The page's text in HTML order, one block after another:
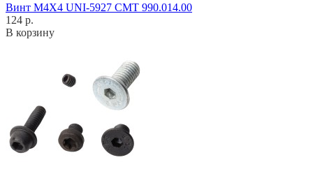
Винт M4X4 UNI-5927 CMT 990.014.00
124 р.
В корзину